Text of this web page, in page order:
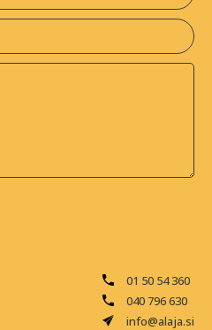
01 50 54 360
040 796 630
info@alaja.si